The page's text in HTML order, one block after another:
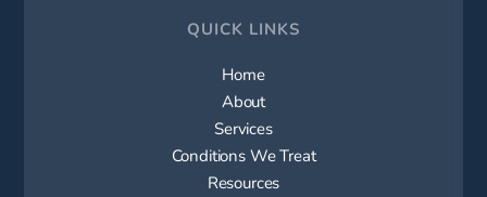
QUICK LINKS
Home
About
Services
Conditions We Treat
Resources